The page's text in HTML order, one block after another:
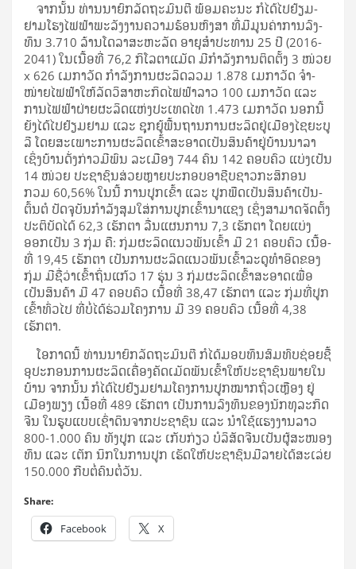
ຈາກ​ນັ້ນ ທ່ານ​ນາ­ຍົກ­ລັດ­ຖະ­ມົນ­ຕີ ພ້ອມ​ຄະ­ນະ ກໍ​ໄດ້​ໄປ​ຢ້ຽມ­
ຢາມ​ໂຮງ​ໄຟ­ຟ້າ​ພະ­ລັງ­ງານ​ຄວາມ​ຮ້ອນ​ຫົງ​ສາ ທີ່​ມີ​ມູນ​ຄ່າ​ການ​ລົງ­
ທຶນ 3.710 ລ້ານ​ໂດ​ລາ​ສະ­ຫະ­ລັດ ອາ­ຍຸ​ສຳ​ປະ­ທານ 25 ປີ (2016-
2041) ໃນ​ເນື້ອ­ທີ່ 76,2 ກິ​ໂລ​ຕາ​ແມັດ ມີ​ກຳ­ລັງ​ການ​ຕິດ​ຕັ້ງ 3 ໜ່ວຍ
x 626 ເມ​ກາ​ວັດ ກຳ­ລັງ​ການ​ຜະ­ລິດ​ລວມ 1.878 ເມ​ກາ​ວັດ ຈຳ­
ໜ່າຍ​ໄຟ­ຟ້າ​ໃຫ້​ລັດ​ວິ​ສາ​ຫະ​ກິດ​ໄຟ­ຟ້າ​ລາວ 100 ເມ​ກາ​ວັດ ແລະ
ການ​ໄຟ­ຟ້າ​ຝ່າຍ​ຜະ­ລິດ​ແຫ່ງ​ປະ­ເທດ​ໄທ 1.473 ເມ​ກາ​ວັດ ນອກ​ນີ້
ຍັງ​ໄດ້​ໄປ​ຢ້ຽມ­ຢາມ ແລະ ຊຸກ­ຍູ້​ພື້ນ­ຖານ​ການ​ຜະ­ລິດ​ຢູ່​ເມືອງ​ໄຊ​ຍະ​ບູ​
ລີ ໂດຍ​ສະ­ເພາະ​ການ​ຜະ­ລິດ​ເຂົ້າ​ສະ­ອາດ​ເປັນ​ສິນ­ຄ້າ​ຢູ່​ບ້ານ​ນາ­ລາ
ເຊິ່ງ​ບ້ານ​ດັ່ງ­ກ່າວ​ມີ​ພົນ ລະ​ເມືອງ 744 ຄົນ 142 ຄອບ­ຄົວ ແບ່ງ​ເປັນ
14 ໜ່ວຍ ປະ­ຊາ­ຊົນ​ສ່ວຍ​ຫຼາຍ​ປະ­ກອບ​ອາ­ຊີບ​ຊາວ​ກະ­ສິ­ກອນ
ກວມ 60,56% ໃນ​ນີ້ ການ​ປູກ​ເຂົ້າ ແລະ ປູກ​ພືດ​ເປັນ​ສິນ­ຄ້າ​ເປັນ­
ຕົ້ນ​ຕໍ ປັດ­ຈຸ­ບັນ​ກຳ­ລັງ​ສຸມ​ໃສ່​ການ​ປູກ​ເຂົ້າ­ນາ­ແຊງ ເຊິ່ງ​ສາ­ມາດ​ຈັດ​ຕັ້ງ​
ປະ­ຕິ­ບັດ​ໄດ້ 62,3 ເຮັກ­ຕາ ລື່ນ​ແຜນ­ການ 7,3 ເຮັກ­ຕາ ໂດຍ​ແບ່ງ​
ອອກ​ເປັນ 3 ກຸ່ມ ຄື: ກຸ່ມ​ຜະ­ລິດ​ແນວ​ພັນ​ເຂົ້າ ມີ 21 ຄອບ­ຄົວ ເນື້ອ­
ທີ່ 19,45 ເຮັກ­ຕາ ເປັນ​ການ​ຜະ­ລິດ​ແນວ​ພັນ​ເຂົ້າ​ລະ­ດູ​ທຳ​ອິດ​ຂອງ​
ກຸ່ມ ມີ​ຊື່­ວ່າ​ເຂົ້າ​ຖິ່ນ​ແກ້ວ 17 ຮຸ່ນ 3 ກຸ່ມ​ຜະ­ລິດ​ເຂົ້າ​ສະ­ອາດ​ເພື່ອ​
ເປັນ​ສິນ­ຄ້າ ມີ 47 ຄອບ­ຄົວ ເນື້ອ­ທີ່ 38,47 ເຮັກ­ຕາ ແລະ ກຸ່ມ​ທີ່​ປູກ​
ເຂົ້າ​ທົ່ວ​ໄປ ທີ່​ບໍ່​ໄດ້​ຮ່ວມ​ໂຄງ­ການ ມີ 39 ຄອບ­ຄົວ ເນື້ອ­ທີ່ 4,38
ເຮັກ­ຕາ.
ໂອ­ກາດ​ນີ້ ທ່ານ​ນາ­ຍົກ­ລັດ­ຖະ­ມົນ­ຕີ ກໍ​ໄດ້​ມອບ​ທຶນ​ສົມ­ທົບ​ຊ່ອຍ​ຊື້​
ອຸ­ປະ­ກອນ​ການ​ຜະ­ລິດ​ເຄື່ອງ​ຄັດ​ເມັດ​ພັນ​ເຂົ້າ​ໃຫ້​ປະ­ຊາ­ຊົນ​ພາຍ​ໃນ​
ບ້ານ ຈາກ​ນັ້ນ ກໍ​ໄດ້​ໄປ​ຢ້ຽມ­ຢາມ​ໂຄງ­ການ​ປູກ​ໝາກ​ຖົ່ວ­ເຫຼືອງ ຢູ່​
ເມືອງ​ພຽງ ເນື້ອ­ທີ່ 489 ເຮັກ­ຕາ ເປັນ​ການ​ລົງ­ທຶນ​ຂອງ​ນັກ­ທຸ­ລະ­ກິດ​
ຈີນ ໃນ​ຮູບ​ແບບ​ເຊົ່າ​ດິນ​ຈາກ​ປະ­ຊາ­ຊົນ ແລະ ນຳ​ໃຊ້​ແຮງ​ງານ​ລາວ
800-1.000 ຄົນ ທັງ​ປູກ ແລະ ເກັບ​ກ່ຽວ ບໍ­ລິ­ສັດ​ຈີນ​ເປັນ​ຜູ້​ສະ­ໜອງ​
ທຶນ ແລະ ເຕັກ ນິກ​ໃນ​ການ​ປູກ ເຮັດ​ໃຫ້​ປະ­ຊາ­ຊົນ​ມີ​ລາຍ​ໄດ້​ສະ­ເລ່ຍ
150.000 ກີບ​ຕໍ່​ຄົນ​ຕໍ່​ວັນ.
Share:
Facebook X